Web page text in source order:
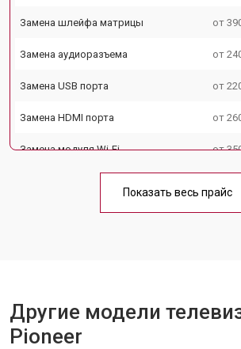
Замена шлейфа матрицы от
Замена аудиоразъема от
Замена USB порта от
Замена HDMI порта от
Замена модуля Wi-Fi от
Ремонт блока управления от
Замена трансформаторов
подсветки
от
Показать весь прайс
Другие модели
Pioneer